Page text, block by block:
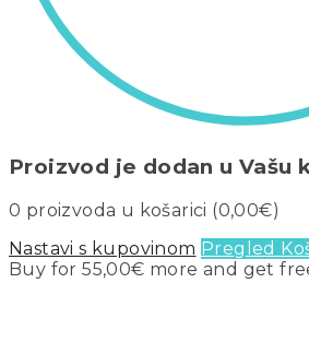
Proizvod je dodan u Vašu
0 proizvoda u košarici (0,00€)
Nastavi s kupovinom Pregled
Buy for55,00€ more and get